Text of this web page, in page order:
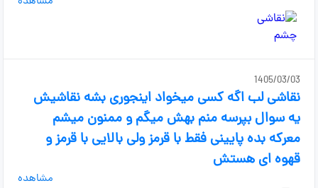
1405/03/03
نقاشی لب اگه کسی میخواد اینجوری بشه نقاشیش
یه سوال بپرسه منم بهش میگم و ممنون میشم
معرکه بده پایینی فقط با قرمز ولی بالایی با قرمز و
قهوه ای هستش
مشاهده